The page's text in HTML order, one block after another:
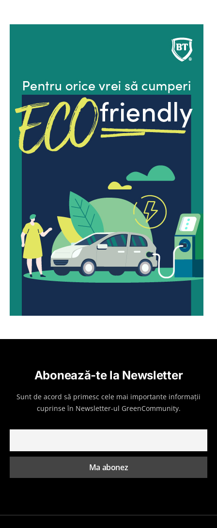
Abonează-te la Newsletter
Sunt de acord să primesc cele mai importante informații
cuprinse în Newsletter-ul GreenCommunity.